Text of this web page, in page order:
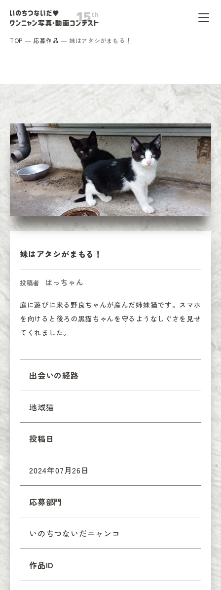
TOP 応募作品 妹はアタシがまもる！
妹はアタシがまもる！
投稿者 はっちゃん
庭に遊びに来る野良ちゃんが産んだ姉妹猫です。スマホ
を向けると後ろの黒猫ちゃんを守るようなしぐさを見せ
てくれました。
出会いの経路
地域猫
投稿日
2024年07月26日
応募部門
いのちつないだニャンコ
作品ID